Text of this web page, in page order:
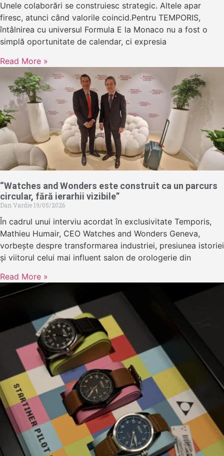
Unele colaborări se construiesc strategic. Altele apar
firesc, atunci când valorile coincid.Pentru TEMPORIS,
întâlnirea cu universul Formula E la Monaco nu a fost o
simplă oportunitate de calendar, ci expresia
Read More »
“Watches and Wonders este construit ca un parcurs
circular, fără ierarhii vizibile”
Dan Vardie19/05/2026
În cadrul unui interviu acordat în exclusivitate Temporis,
Mathieu Humair, CEO Watches and Wonders Geneva,
vorbește despre transformarea industriei, presiunea istoriei
și viitorul celui mai influent salon de orologerie din
Read More »